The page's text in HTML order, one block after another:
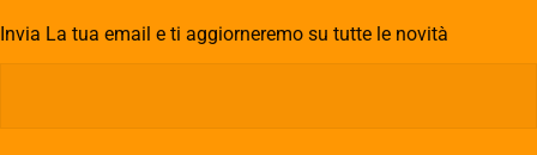
Invia La tua email e ti aggiorneremo su tutte le novità